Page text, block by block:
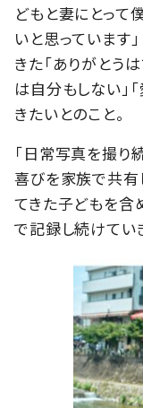
どもと妻にとって
いと思っています
きた「ありがとう
は自分もしない」
きたいとのこと。
「日常写真を撮り
喜びを家族で共有
てきた子どもを含
で記録し続けてい